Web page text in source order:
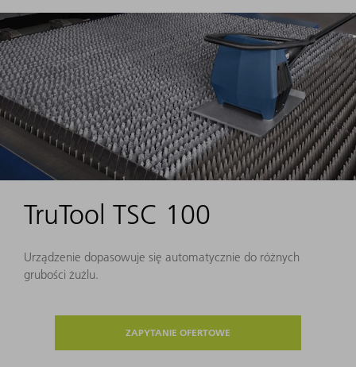
TruTool TSC 100
Urządzenie dopasowuje się automatycznie do różnych
grubości żużlu.
ZAPYTANIE OFERTOWE